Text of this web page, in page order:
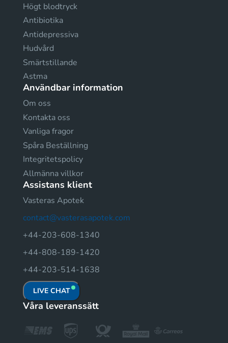
Högt blodtryck
Antibiotika
Antidepressiva
Hudvård
Smärtstillande
Astma
Användbar information
Om oss
Kontakta oss
Vanliga fragor
Spåra Beställning
Integritetspolicy
Allmänna villkor
Assistans klient
Vasteras Apotek
contact@vasterasapotek.com
+44-203-608-1340
+44-808-189-1420
+44-203-514-1638
LIVE CHAT
Våra leveranssätt